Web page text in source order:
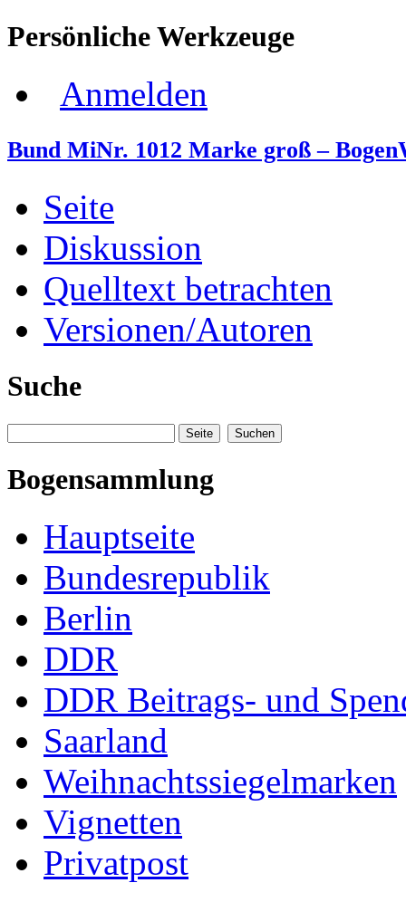
Persönliche Werkzeuge
Anmelden
Bund MiNr. 1012 Marke groß –
Seite
Diskussion
Quelltext betrachten
Versionen/Autoren
Suche
Bogensammlung
Hauptseite
Bundesrepublik
Berlin
DDR
DDR Beitrags- und
Saarland
Weihnachtssiegelmarken
Vignetten
Privatpost